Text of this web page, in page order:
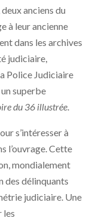
anciens du
à leur ancienne
dans les archives
judiciaire,
Police Judiciaire
superbe
du 36 illustrée
s’intéresser à
l’ouvrage. Cette
mondialement
des délinquants
judiciaire. Une
les